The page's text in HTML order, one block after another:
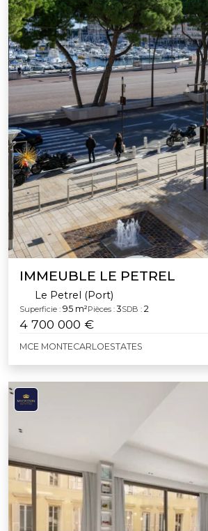
IMMEUBLE LE PETREL
Le Petrel (Port)
Superficie : 95 m²Pièces : 3SDB : 2
4 700 000 €
MCE MONTECARLOESTATES